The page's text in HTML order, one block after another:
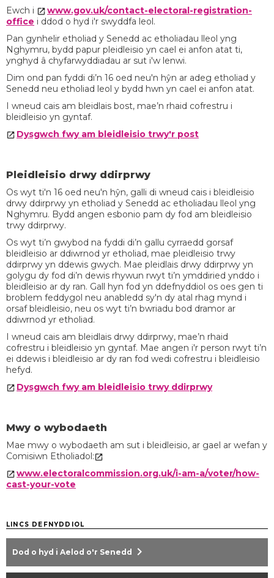
Ewch i
www.gov.uk/contact-electoral-registration-
office i ddod o hyd i'r swyddfa leol.
Pan gynhelir etholiad y Senedd ac etholiadau lleol yng
Nghymru, bydd papur pleidleisio yn cael ei anfon atat ti,
ynghyd â chyfarwyddiadau ar sut i'w lenwi.
Dim ond pan fyddi di’n 16 oed neu'n hŷn ar adeg etholiad y
Senedd neu etholiad leol y bydd hwn yn cael ei anfon atat.
I wneud cais am bleidlais bost, mae’n rhaid cofrestru i
bleidleisio yn gyntaf.
Dysgwch fwy am bleidleisio trwy'r post
Pleidleisio drwy ddirprwy
Os wyt ti'n 16 oed neu'n hŷn, galli di wneud cais i bleidleisio
drwy ddirprwy yn etholiad y Senedd ac etholiadau lleol yng
Nghymru. Bydd angen esbonio pam dy fod am bleidleisio
trwy ddirprwy.
Os wyt ti’n gwybod na fyddi di’n gallu cyrraedd gorsaf
bleidleisio ar ddiwrnod yr etholiad, mae pleidleisio trwy
ddirprwy yn ddewis gwych. Mae pleidlais drwy ddirprwy yn
golygu dy fod di’n dewis rhywun rwyt ti’n ymddiried ynddo i
bleidleisio ar dy ran. Gall hyn fod yn ddefnyddiol os oes gen ti
broblem feddygol neu anabledd sy'n dy atal rhag mynd i
orsaf bleidleisio, neu os wyt ti’n bwriadu bod dramor ar
ddiwrnod yr etholiad.
I wneud cais am bleidlais drwy ddirprwy, mae’n rhaid
cofrestru i bleidleisio yn gyntaf. Mae angen i'r person rwyt ti’n
ei ddewis i bleidleisio ar dy ran fod wedi cofrestru i bleidleisio
hefyd.
Dysgwch fwy am bleidleisio trwy ddirprwy
Mwy o wybodaeth
Mae mwy o wybodaeth am sut i bleidleisio, ar gael ar wefan y
Comisiwn Etholiadol:
www.electoralcommission.org.uk/i-am-a/voter/how-
cast-your-vote
LINCS DEFNYDDIOL
Dod o hyd i Aelod o'r Senedd chevron_right